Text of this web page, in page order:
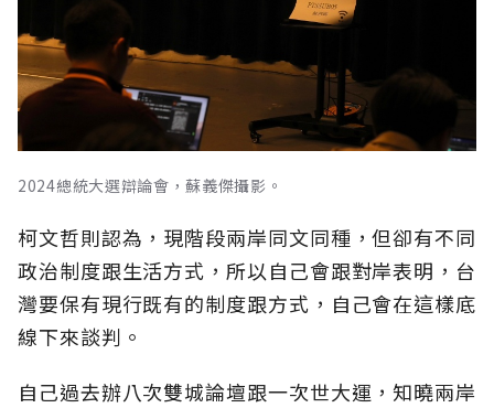
2024總統大選辯論會，蘇義傑攝影。
柯文哲則認為，現階段兩岸同文同種，但卻有不同
政治制度跟生活方式，所以自己會跟對岸表明，台
灣要保有現行既有的制度跟方式，自己會在這樣底
線下來談判。
自己過去辦八次雙城論壇跟一次世大運，知曉兩岸